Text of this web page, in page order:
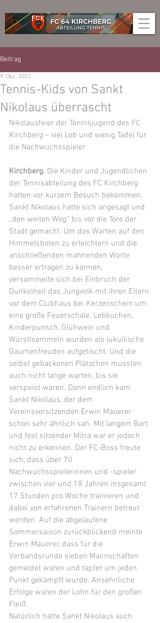
Beitrag
Tennis-Kids von Sankt
Nikolaus überrascht
9. Dez. 2022
Nikolausfeier der Tennisjugend des FC
Kirchberg – viel Lob und wenig Tadel für
die Nachwuchsspieler
Kirchberg. Die Kinder und Jugendlichen
der Tennisabteilung des FC Kirchberg
hatten vor kurzem Besuch bekommen.
Sankt Nikolaus hatte sich angesagt und
„den weiten Weg“ bis vor die Tore der
Stadt gemacht. Um das Warten auf den
Himmelsboten zu erleichtern und die
anschließenden mahnenden Worte
besser ertragen zu können,
versammelte sich bei Einbruch der
Dunkelheit das Jungvolk mit ihren Eltern
vor dem Clubhaus bei Kerzenschein um
eine große Feuerschale. Lebkuchen,
Kinderpunsch, Glühwein und
Würstlsemmeln wurden als lukullische
Gaumenfreuden aufgetischt. Und die
selbst gebackenen Plätzchen mussten
auch nicht lange warten, bis sie
verspeist waren. Dann endlich kam
Sankt Nikolaus, der dem
Vereinsvorsitzenden Erwin Mauerer
schon sehr ähnlich sah. Mit langem Bart
und fest sitzender Mitra war er jedoch
nicht zu erkennen. Der FC-Boss freute
sich, dass über 70
Nachwuchsspielerinnen und -spieler
zwischen vier und 18 Jahren insgesamt
17 Stunden pro Woche trainieren und
dabei von erfahrenen Trainern betreut
werden. Auf die abgelaufene
Sommersaison zurückblickend meinte
Erwin Mauerer, dass für die
Verbandsrunde sieben Mannschaften
gemeldet waren und tapfer um jeden
Punkt gekämpft wurde. Ansehnliche
Erfolge waren der Lohn für den großen
Fleiß.
Natürlich hatte Sankt Nikolaus auch